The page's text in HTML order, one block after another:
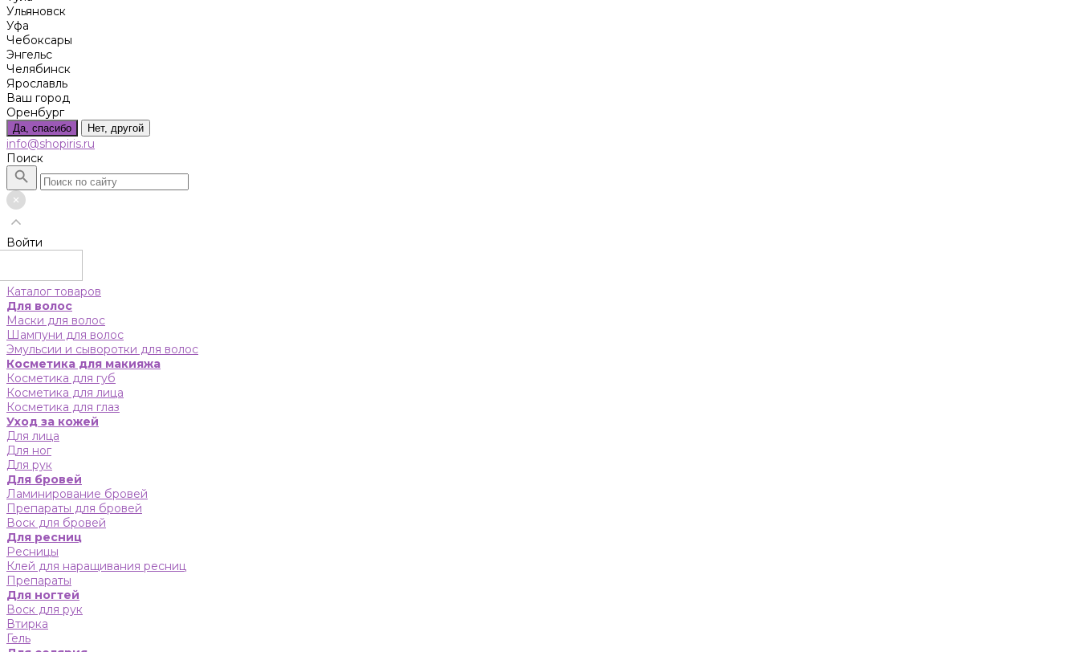
Ульяновск
Уфа
Чебоксары
Энгельс
Челябинск
Ярославль
Ваш город
Оренбург
Да, спасибо Нет, другой
info@shopiris.ru
Поиск
Войти
Каталог товаров
Для волос
Маски для волос
Шампуни для волос
Эмульсии и сыворотки для волос
Косметика для макияжа
Косметика для губ
Косметика для лица
Косметика для глаз
Уход за кожей
Для лица
Для ног
Для рук
Для бровей
Ламинирование бровей
Препараты для бровей
Воск для бровей
Для ресниц
Ресницы
Клей для наращивания ресниц
Препараты
Для ногтей
Воск для рук
Втирка
Гель